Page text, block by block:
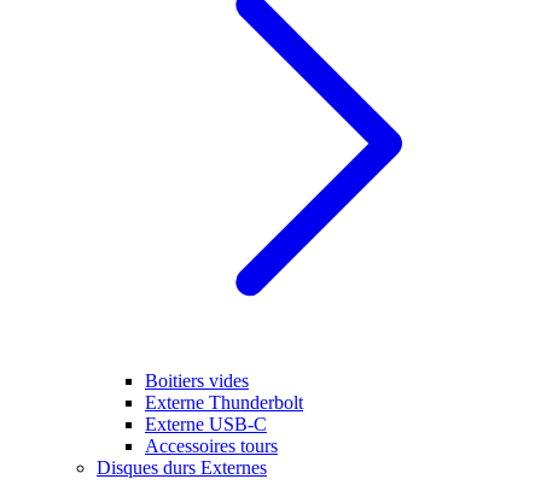
Boitiers vides
Externe Thunderbolt
Externe USB-C
Accessoires tours
Disques durs Externes